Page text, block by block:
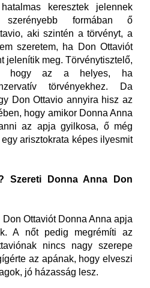
keresztek jelennek
formában ő
aki szintén a törvényt, a
szeretem, ha Don Ottaviót
jelenítik meg. Törvénytisztelő,
hogy az a helyes, ha
törvényekhez. Da
Don Ottavio annyira hisz az
hogy amikor Donna Anna
az apja gyilkosa, ő még
arisztokrata képes ilyesmit
Szereti Donna Anna Don
Ottaviót Donna Anna apja
A nőt pedig megrémíti az
nincs nagy szerepe
az apának, hogy elveszi
jó házasság lesz.